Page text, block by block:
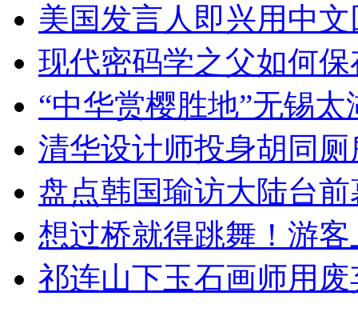
美国发言人即兴用中
现代密码学之父如何
“中华赏樱胜地”无锡
清华设计师投身胡同
盘点韩国瑜访大陆台
想过桥就得跳舞！游客
祁连山下玉石画师用